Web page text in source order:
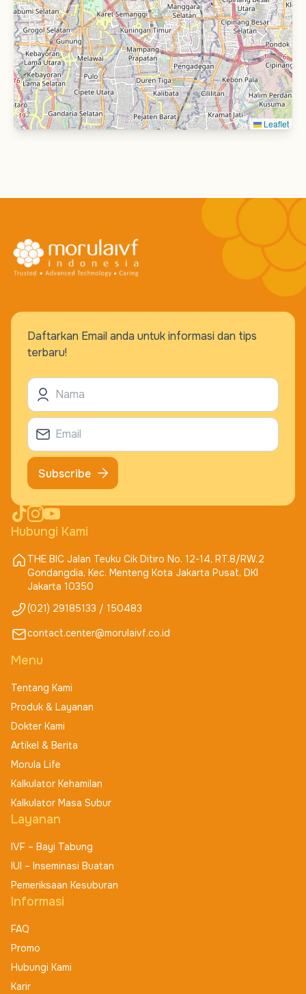
MORULA IVF Margonda
RSU Bunda Margonda lantai 1 & 2 Jl. Margonda
Raya No. 28, Pondok Cina – Depok 16424
021-29416003
MORULA IVF Melinda Bandung
RS. Melinda 2 Lt. 6 Jl. dr. Cipto No.1 Bandung
Lihat Detail Lokasi
Buat Janji
MORULA IVF Denpasar
Jl. Gatot Subroto Barat No.455x,
Padangsambian Kaja, Kec. Denpasar Bar., Kota
Denpasar, Bali 80117
0811-3961-0181
Lihat Detail Lokasi
MORULA IVF Yogyakarta
Jl. Ringroad Utara No 160, Condong Catur,
0822 6016 8551, 0274-2100915
Buat Janji
MORULA IVF Makassar
RSIA SENTOSA MAKASSAR, Lantai 5, Jl. Jend.
Sudirman No.52, Sawerigading, Ujung Pandang,
Makassar City, South Sulawesi 90114
085398300053 Admin 081242111153 Marketing
Lihat Detail Lokasi
MORULA IVF Pontianak
Leaflet
Hubungi Kami
THE BIC Jalan Teuku Cik Ditiro No. 12-14, RT.8/RW.2
Gondangdia, Kec. Menteng Kota Jakarta Pusat, DKI
Jakarta 10350
(021) 29185133 / 150483
contact.center@morulaivf.co.id
Menu
Tentang Kami
Produk & Layanan
Dokter Kami
Artikel & Berita
Morula Life
Kalkulator Kehamilan
Kalkulator Masa Subur
Layanan
IVF – Bayi Tabung
IUI – Inseminasi Buatan
Pemeriksaan Kesuburan
Informasi
FAQ
Promo
Hubungi Kami
Karir
Daftarkan Email anda untuk informasi dan tips
terbaru!
Subscribe